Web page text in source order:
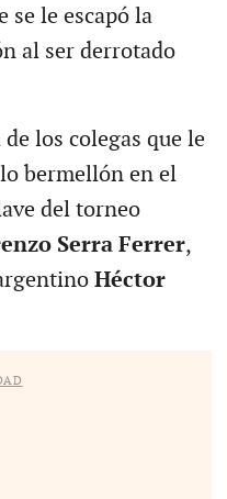
se le escapó la
al ser derrotado
los colegas que le
bermellón en el
del torneo
Serra Ferrer,
Héctor